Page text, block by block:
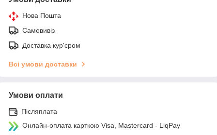
Нова Пошта
Самовивіз
Доставка кур'єром
Всі умови доставки
Умови оплати
Післяплата
Онлайн-оплата карткою Visa, Mastercard - LiqPay